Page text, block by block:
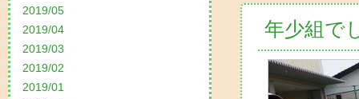
2019/05
2019/04
2019/03
2019/02
2019/01
年少組で